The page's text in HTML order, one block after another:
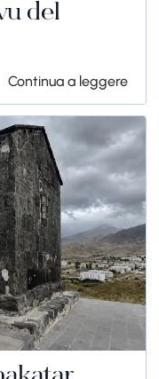
del
Continua a leggere